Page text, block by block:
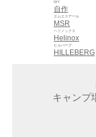
自作
DIY
MSR
エムエスアール
Helinox
ヘリノックス
HILLEBERG
ヒルバーグ
キャンプ